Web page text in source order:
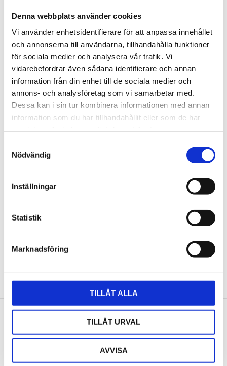
Denna webbplats använder cookies
Vi använder enhetsidentifierare för att anpassa innehållet
och annonserna till användarna, tillhandahålla funktioner
för sociala medier och analysera vår trafik. Vi
vidarebefordrar även sådana identifierare och annan
information från din enhet till de sociala medier och
annons- och analysföretag som vi samarbetar med.
Dessa kan i sin tur kombinera informationen med annan
information som du har tillhandahållit eller som de har
Nödvändig
Inställningar
Statistik
Marknadsföring
TILLÅT ALLA
TILLÅT URVAL
AVVISA
(beroende på vilken som är störst).
STÄLL EN FRÅGA OM PRODUKTEN
Omdömen
Bli den första att lämna ett omdöme.
NYHETSBREV
Anmäl dig till vårt nyhetsbrev och ta del av de
senaste nyheterna!
PRENUMERERA